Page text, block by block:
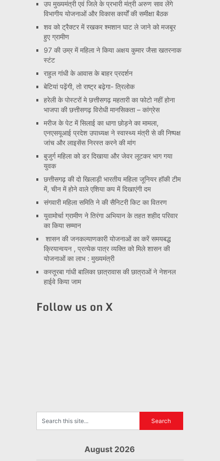
उप मुख्यमंत्री एवं जिले के प्रभारी मंत्री अरुण साव लेंगे
विभागीय योजनाओं और विकास कार्यों की समीक्षा बैठक
शव को ट्रैक्टर में रखकर श्मशान घाट ले जाने को मजबूर
हुए ग्रामीण
97 की उम्र में महिला ने किया अक्षय कुमार जैसा खतरनाक
स्टंट
राहुल गांधी के आवास के बाहर प्रदर्शन
बेटियां पढ़ेंगी, तो राष्ट्र बढ़ेगा- त्रिलोक
हरेली के पोस्टरों मे छत्तीसगढ़ महतारी का फोटो नहीं होना
भाजपा की छत्तीसगढ़ विरोधी मानसिकता – कांग्रेस
मरीज के पेट में सिलाई का धागा छोड़ने का मामला,
एनएसयूआई प्रदेश उपाध्यक्ष ने स्वास्थ्य मंत्री से की निष्पक्ष
जांच और लाइसेंस निरस्त करने की मांग
बुजुर्ग महिला को डर दिखाया और जेवर लूटकर भाग गया
युवक
छत्तीसगढ़ की दो खिलाड़ी भारतीय महिला जूनियर हॉकी टीम
में, चीन में होने वाले एशिया कप में दिखाएंगी दम
संगवारी महिला समिति ने की सैनिटरी किट का वितरण
युवामोर्चा ग्रामीण ने तिरंगा अभियान के तहत शहीद परिवार
का किया सम्मान
शासन की जनकल्याणकारी योजनाओं का करें समयबद्ध
क्रियान्वयन , प्रत्येक पात्र व्यक्ति को मिले शासन की
योजनाओं का लाभ : मुख्यमंत्री
कस्तूरबा गांधी बालिका छात्रावास की छात्राओं ने नेशनल
हाईवे किया जाम
Follow us on X
August 2026